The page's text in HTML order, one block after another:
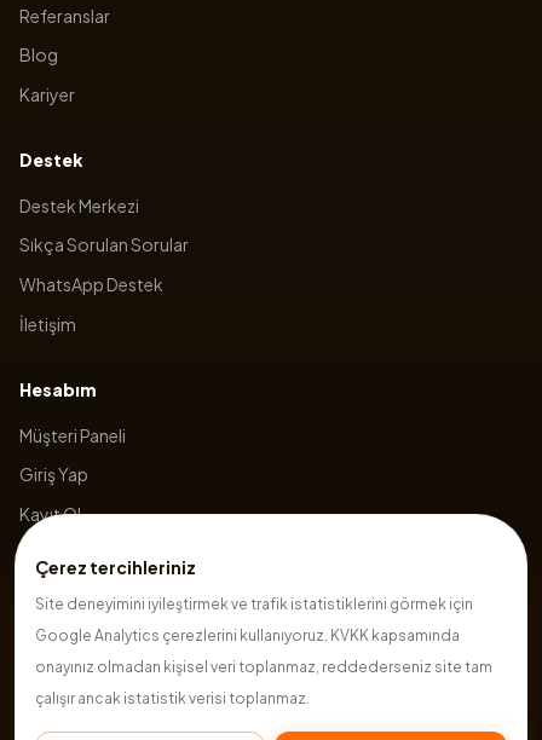
Çerez tercihleriniz
Site deneyimini iyileştirmek ve trafik istatistiklerini görmek için
Google Analytics çerezlerini kullanıyoruz. KVKK kapsamında
onayınız olmadan kişisel veri toplanmaz, reddederseniz site tam
çalışır ancak istatistik verisi toplanmaz.
Referanslar
Blog
Kariyer
Destek
Destek Merkezi
Sıkça Sorulan Sorular
WhatsApp Destek
İletişim
Hesabım
Müşteri Paneli
Giriş Yap
Kayıt Ol
2026 Hazırsite. Tüm hakları saklıdır.